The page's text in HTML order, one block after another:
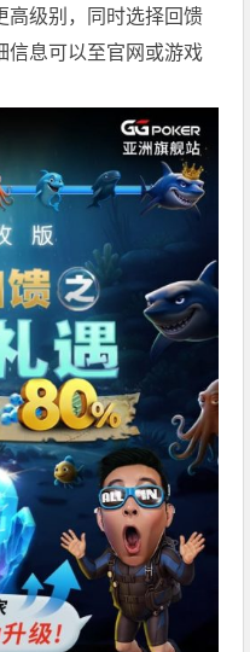
高级别，同时选择回馈
信息可以至官网或游戏